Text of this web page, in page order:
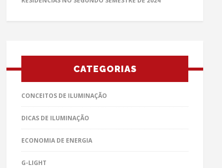
CATEGORIAS
CONCEITOS DE ILUMINAÇÃO
DICAS DE ILUMINAÇÃO
ECONOMIA DE ENERGIA
G-LIGHT